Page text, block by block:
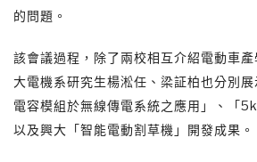
的問題。
該會議過程，除了兩校相互介紹電動車
大電機系研究生楊淞任、梁証柏也分別
電容模組於無線傳電系統之應用」、「
以及興大「智能電動割草機」開發成果。